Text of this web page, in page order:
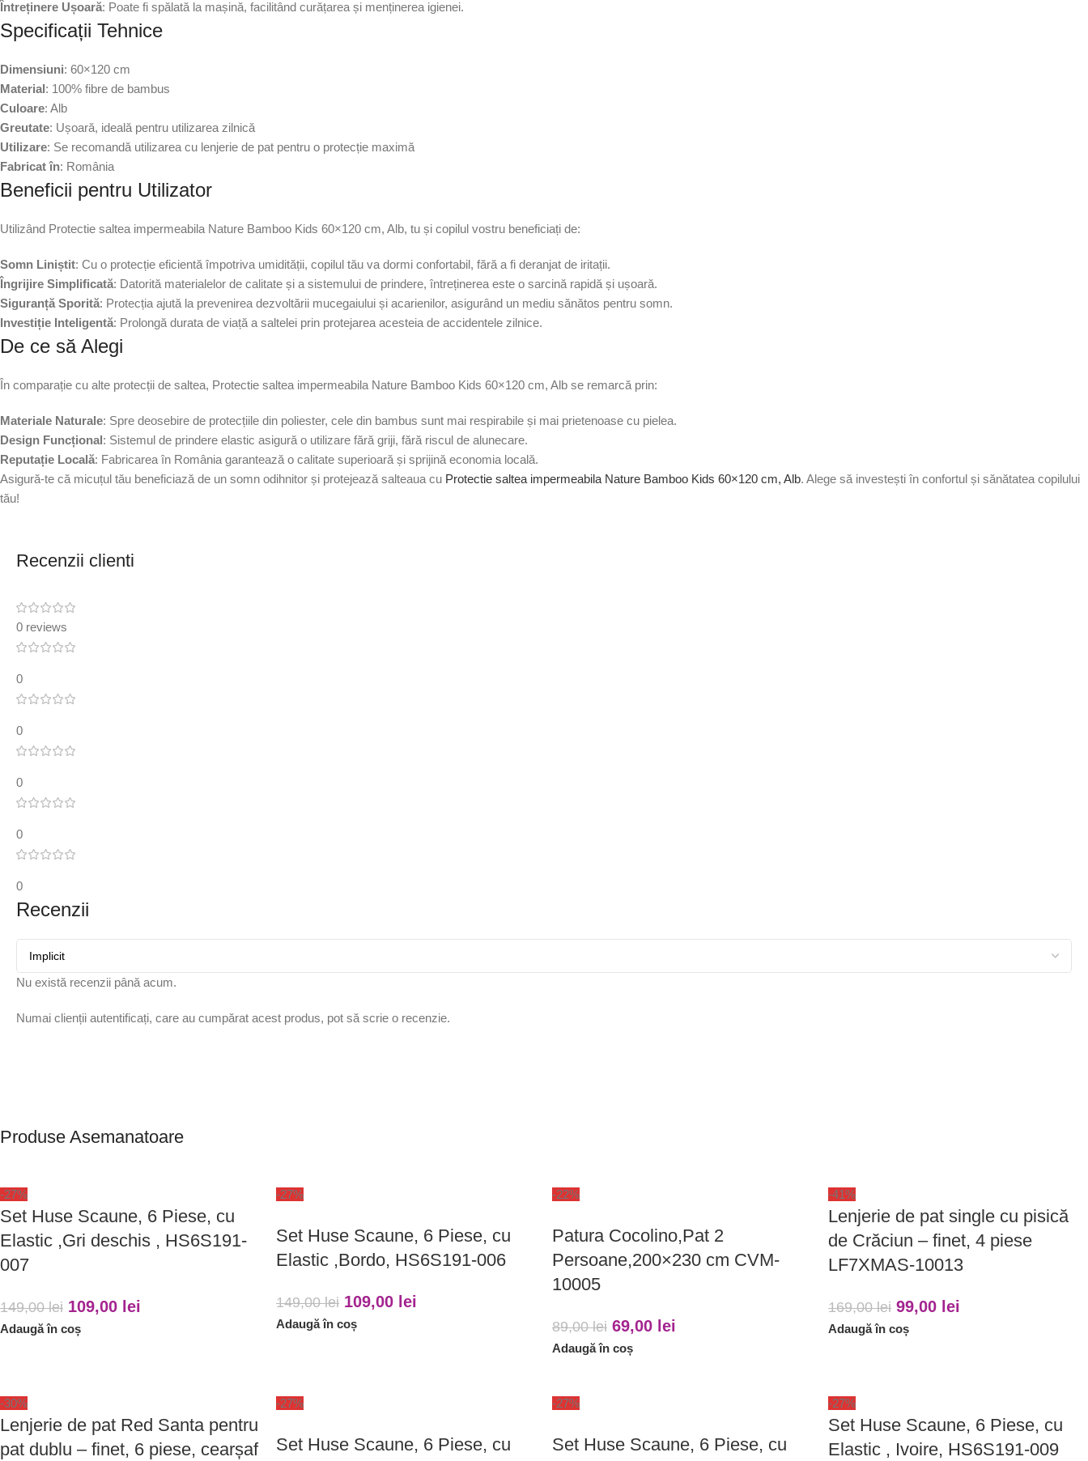
Întreținere Ușoară: Poate fi spălată la mașină, facilitând curățarea și menținerea igienei.
Specificații Tehnice
Dimensiuni: 60×120 cm
Material: 100% fibre de bambus
Culoare: Alb
Greutate: Ușoară, ideală pentru utilizarea zilnică
Utilizare: Se recomandă utilizarea cu lenjerie de pat pentru o protecție maximă
Fabricat în: România
Beneficii pentru Utilizator
Utilizând Protectie saltea impermeabila Nature Bamboo Kids 60×120 cm, Alb, tu și copilul vostru beneficiați de:
Somn Liniștit: Cu o protecție eficientă împotriva umidității, copilul tău va dormi confortabil, fără a fi deranjat de iritații.
Îngrijire Simplificată: Datorită materialelor de calitate și a sistemului de prindere, întreținerea este o sarcină rapidă și ușoară.
Siguranță Sporită: Protecția ajută la prevenirea dezvoltării mucegaiului și acarienilor, asigurând un mediu sănătos pentru somn.
Investiție Inteligentă: Prolongă durata de viață a saltelei prin protejarea acesteia de accidentele zilnice.
De ce să Alegi
În comparație cu alte protecții de saltea, Protectie saltea impermeabila Nature Bamboo Kids 60×120 cm, Alb se remarcă prin:
Materiale Naturale: Spre deosebire de protecțiile din poliester, cele din bambus sunt mai respirabile și mai prietenoase cu pielea.
Design Funcțional: Sistemul de prindere elastic asigură o utilizare fără griji, fără riscul de alunecare.
Reputație Locală: Fabricarea în România garantează o calitate superioară și sprijină economia locală.
Asigură-te că micuțul tău beneficiază de un somn odihnitor și protejează salteaua cu Protectie saltea impermeabila Nature Bamboo Kids 60×120 cm, Alb. Alege să investești în confortul și sănătatea copilului
tău!
Recenzii clienti
0 reviews
0
0
0
0
0
Recenzii
Nu există recenzii până acum.
Numai clienții autentificați, care au cumpărat acest produs, pot să scrie o recenzie.
Produse Asemanatoare
-27%
Set Huse Scaune, 6 Piese, cu
Elastic ,Gri deschis , HS6S191-
007
149,00lei 109,00 lei
Adaugă în coș
-27%
Set Huse Scaune, 6 Piese, cu
Elastic ,Bordo, HS6S191-006
149,00lei 109,00 lei
Adaugă în coș
-22%
Patura Cocolino,Pat 2
Persoane,200×230 cm CVM-
10005
89,00lei 69,00 lei
Adaugă în coș
-41%
Lenjerie de pat single cu pisică
de Crăciun – finet, 4 piese
LF7XMAS-10013
169,00lei 99,00 lei
Adaugă în coș
-30%
Lenjerie de pat Red Santa pentru
pat dublu – finet, 6 piese, cearșaf
-27%
Set Huse Scaune, 6 Piese, cu
-27%
Set Huse Scaune, 6 Piese, cu
-27%
Set Huse Scaune, 6 Piese, cu
Elastic , Ivoire, HS6S191-009